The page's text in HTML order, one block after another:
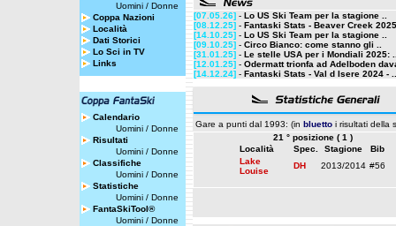
Uomini / Donne
Coppa Nazioni
Località
Dati Storici
Lo Sci in TV
Links
Calendario
Uomini / Donne
Risultati
Uomini / Donne
Classifiche
Uomini / Donne
Statistiche
Uomini / Donne
FantaSkiTool®
Uomini / Donne
[07.05.26] - Lo US Ski Team per la stagione ..
[08.12.25] - Fantaski Stats - Beaver Creek
[14.10.25] - Lo US Ski Team per la stagione ..
[09.10.25] - Circo Bianco: come stanno gli ..
[31.01.25] - Le stelle USA per i Mondiali 2025:
[12.01.25] - Odermatt trionfa ad Adelboden
[14.12.24] - Fantaski Stats - Val d Isere 2024 - ..
Gare a punti dal 1993: (in bluetto i risultati della
21 ° posizione ( 1 )
Località
Spec. Stagione
Bib
Lake
Louise
DH 2013/2014 #56